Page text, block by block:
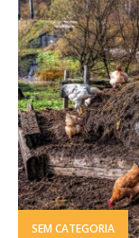
SEM CATEGORIA